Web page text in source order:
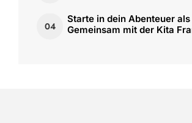
04
Starte in dein Abenteuer
Gemeinsam mit der Kita